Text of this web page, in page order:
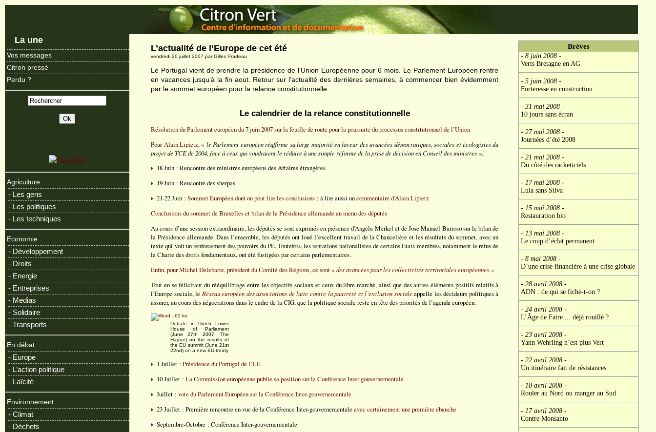
La une
Vos messages
Citron pressé
Perdu ?
Agriculture
- Les gens
- Les politiques
- Les techniques
Economie
- Développement
- Droits
- Energie
- Entreprises
- Medias
- Solidaire
- Transports
En débat
- Europe
- L’action politique
- Laïcité
Environnement
- Climat
- Déchets
L’actualité de l’Europe de cet été
vendredi 20 juillet 2007.par Gilles Pradeau
Le Portugal vient de prendre la présidence de l’Union Européenne pour 6 mois. Le Parlement Européen rentre
en vacances jusqu’à la fin aout. Retour sur l’actualité des dernières semaines, à commencer bien évidemment
par le sommet européen pour la relance constitutionnelle.
Le calendrier de la relance constitutionnelle
Résolution du Parlement européen du 7 juin 2007 sur la feuille de route pour la poursuite du processus constitutionnel de l’Union
Pour Alain Lipietz, « le Parlement européen réaffirme sa large majorité en faveur des avancées démocratiques, sociales et écologistes du
projet de TCE de 2004, face à ceux qui voudraient le réduire à une simple réforme de la prise de décision en Conseil des ministres ».
18 Juin : Rencontre des ministres européens des Affaires étrangères
19 Juin : Rencontre des sherpas
21-22 Juin :Sommet Européen dont on peut lire les conclusions ; à lire aussi uncommentaire d’Alain Lipietz
Conclusions du sommet de Bruxelles et bilan de la Présidence allemande au menu des députés
Au cours d’une session extraordinaire, les députés se sont exprimés en présence d’Angela Merkel et de Jose Manuel Barroso sur le bilan de
la Présidence allemande. Dans l’ensemble, les députés ont loué l’excellent travail de la Chancelière et les résultats du sommet, avec un
texte qui voit un renforcement des pouvoirs du PE. Toutefois, les tentations nationalistes de certains Etats membres, notamment le refus de
la Charte des droits fondamentaux, ont été fustigées par certains parlementaires.
Enfin, pour Michel Delebarre, président du Comité des Régions, ce sont «des avancées pour les collectivités territoriales européennes »
Tout en se félicitant du rééquilibrage entre les objectifs sociaux et ceux du libre marché, ainsi que des autres éléments positifs relatifs à
l’Europe sociale, le Réseau européen des associations de lutte contre la pauvreté et l’exclusion socialeappelle les décideurs politiques à
assurer, au cours des négociations dans le cadre de la CIG, que la politique sociale reste en tête des priorités de l’agenda européen.
Debate in Dutch Lower
House of Parliament
(June 27th 2007, The
Hague) on the results of
the EU summit (June 21st
22nd) on a new EU treaty
1 Juillet :Présidence du Portugal de l’UE
10 Juillet :La Commission européenne publie sa position sur la Conférence Inter-gouvernementale
Juillet :vote du Parlement Européen sur la Conférence Inter-gouvernementale
23 Juillet : Première rencontre en vue de la Conférence Inter-gouvernementaleavec certainement une première ébauche
Septembre-Octobre : Conférence Inter-gouvernementale
Brèves
- 8 juin 2008-
Verts Bretagne en AG
- 5 juin 2008-
Forteresse en construction
- 31 mai 2008-
10 jours sans écran
- 27 mai 2008-
Journées d’été 2008
- 21 mai 2008-
Du côté des racketiciels
- 17 mai 2008-
Lula sans Silva
- 15 mai 2008-
Restauration bio
- 13 mai 2008-
Le coup d’éclat permanent
- 8 mai 2008-
D’une crise financière à une crise globale
- 28 avril 2008-
ADN : de qui se fiche-t-on ?
- 24 avril 2008-
L’Âge de Faire ... déjà rouillé ?
- 23 avril 2008-
Yann Wehrling n’est plus Vert
- 22 avril 2008-
Un itinéraire fait de résistances
- 18 avril 2008-
Rouler au Nord ou manger au Sud
- 17 avril 2008-
Contre Monsanto